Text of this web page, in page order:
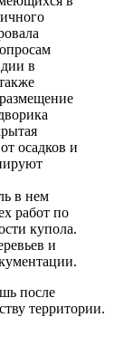
в
осадков и
в нем
работ по
купола.
и
после
территории.